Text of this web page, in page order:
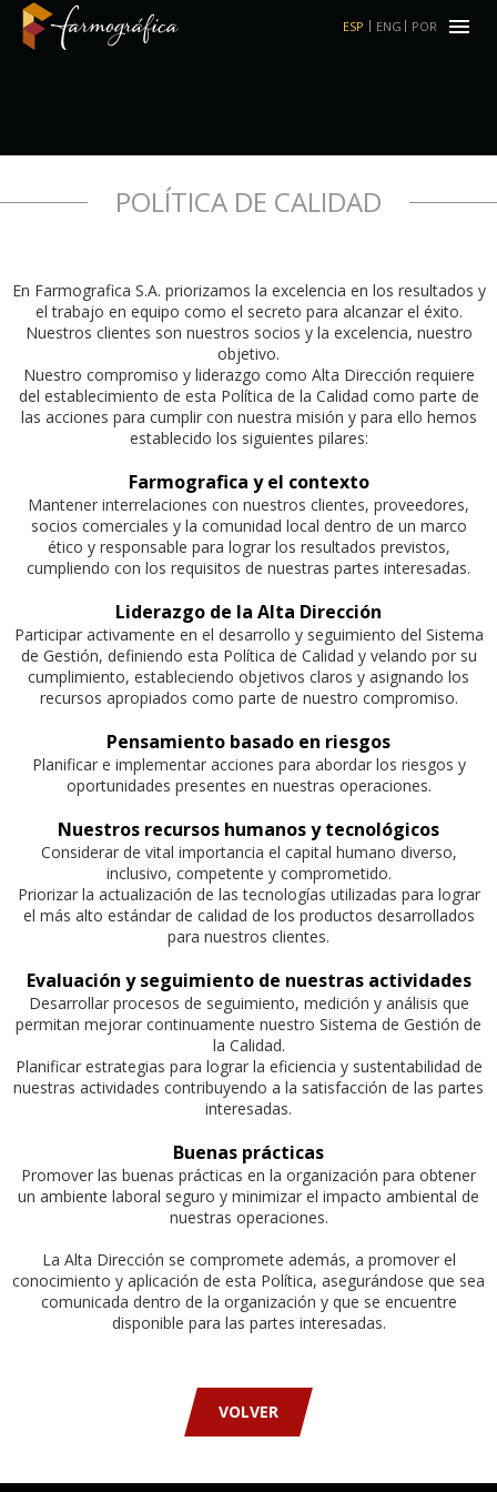
ESP ENG POR
POLÍTICA DE CALIDAD
En Farmografica S.A. priorizamos la excelencia en los resultados y
el trabajo en equipo como el secreto para alcanzar el éxito.
Nuestros clientes son nuestros socios y la excelencia, nuestro
objetivo.
Nuestro compromiso y liderazgo como Alta Dirección requiere
del establecimiento de esta Política de la Calidad como parte de
las acciones para cumplir con nuestra misión y para ello hemos
establecido los siguientes pilares:
Farmografica y el contexto
Mantener interrelaciones con nuestros clientes, proveedores,
socios comerciales y la comunidad local dentro de un marco
ético y responsable para lograr los resultados previstos,
cumpliendo con los requisitos de nuestras partes interesadas.
Liderazgo de la Alta Dirección
Participar activamente en el desarrollo y seguimiento del Sistema
de Gestión, definiendo esta Política de Calidad y velando por su
cumplimiento, estableciendo objetivos claros y asignando los
recursos apropiados como parte de nuestro compromiso.
Pensamiento basado en riesgos
Planificar e implementar acciones para abordar los riesgos y
oportunidades presentes en nuestras operaciones.
Nuestros recursos humanos y tecnológicos
Considerar de vital importancia el capital humano diverso,
inclusivo, competente y comprometido.
Priorizar la actualización de las tecnologías utilizadas para lograr
el más alto estándar de calidad de los productos desarrollados
para nuestros clientes.
Evaluación y seguimiento de nuestras actividades
Desarrollar procesos de seguimiento, medición y análisis que
permitan mejorar continuamente nuestro Sistema de Gestión de
la Calidad.
Planificar estrategias para lograr la eficiencia y sustentabilidad de
nuestras actividades contribuyendo a la satisfacción de las partes
interesadas.
Buenas prácticas
Promover las buenas prácticas en la organización para obtener
un ambiente laboral seguro y minimizar el impacto ambiental de
nuestras operaciones.
La Alta Dirección se compromete además, a promover el
conocimiento y aplicación de esta Política, asegurándose que sea
comunicada dentro de la organización y que se encuentre
disponible para las partes interesadas.
VOLVER